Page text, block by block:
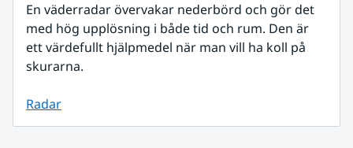
En väderradar övervakar nederbörd och gör det
med hög upplösning i både tid och rum. Den är
ett värdefullt hjälpmedel när man vill ha koll på
skurarna.
Radar